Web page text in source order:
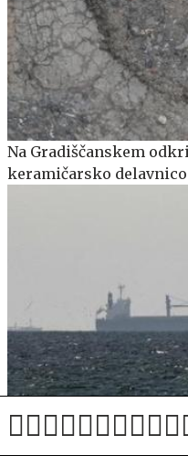
Na Gradiščanskem
keramičarsko delavnico